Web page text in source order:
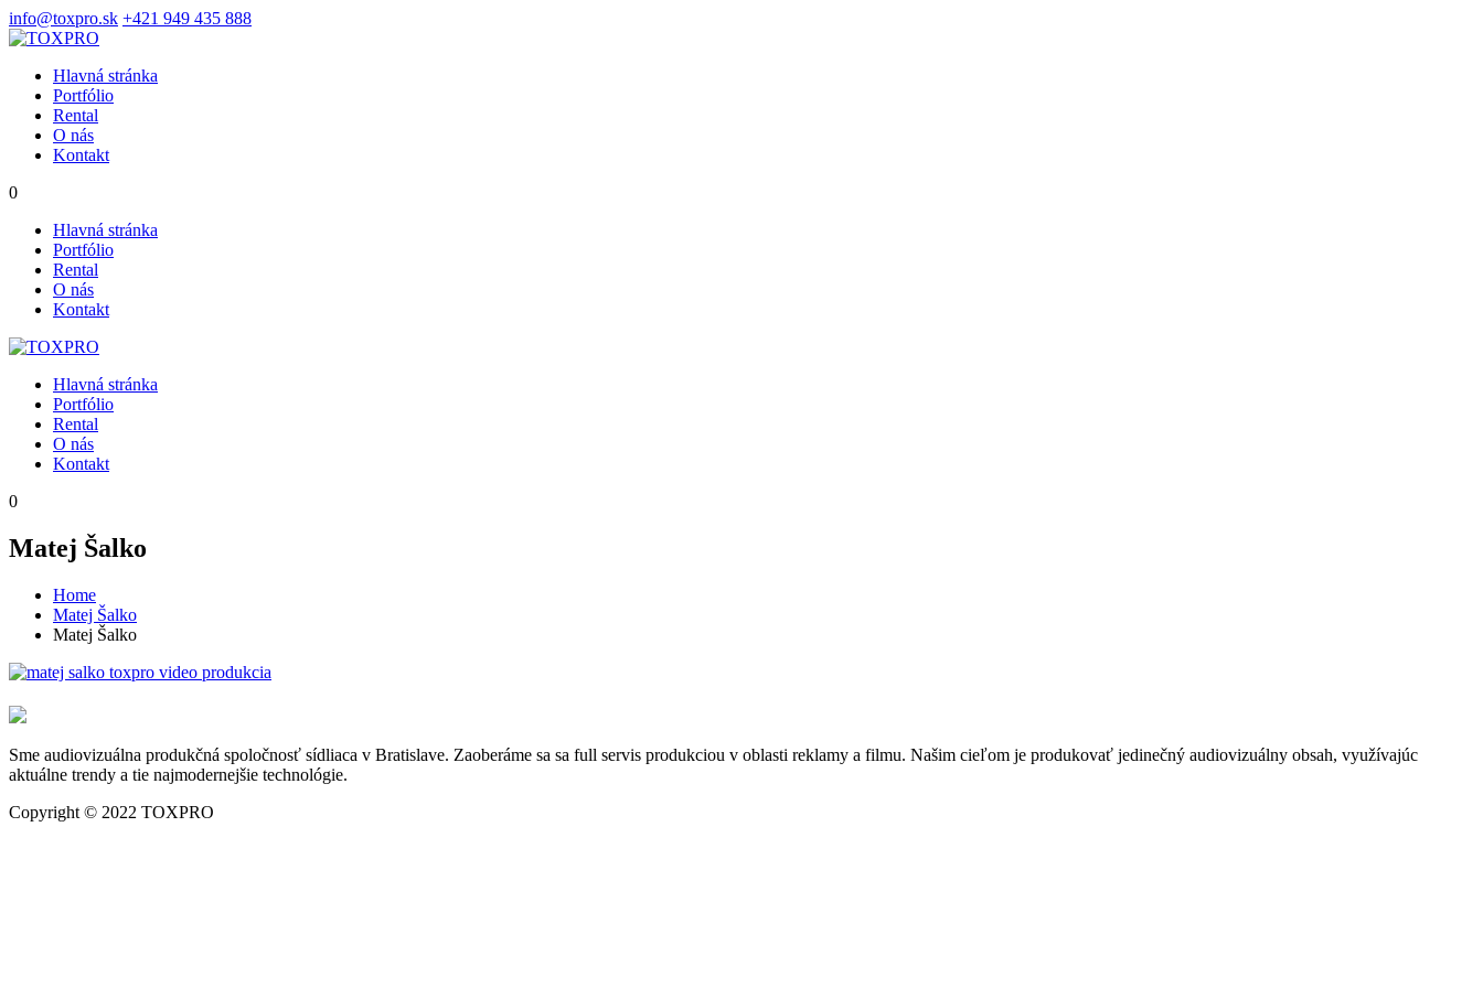
info@toxpro.sk +421 949 435 888
Hlavná stránka
Portfólio
Rental
O nás
Kontakt
0
Hlavná stránka
Portfólio
Rental
O nás
Kontakt
Hlavná stránka
Portfólio
Rental
O nás
Kontakt
0
Matej Šalko
Home
Matej Šalko
Matej Šalko
Sme audiovizuálna produkčná spoločnosť sídliaca v Bratislave. Zaoberáme sa sa full servis produkciou v oblasti reklamy a filmu. Našim cieľom je produkovať jedinečný audiovizuálny obsah, využívajúc
aktuálne trendy a tie najmodernejšie technológie.
Copyright © 2022 TOXPRO